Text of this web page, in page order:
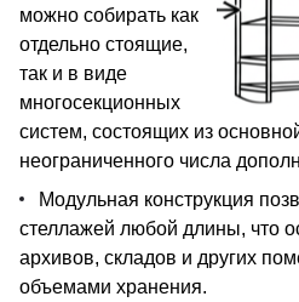
можно собирать как
отдельно стоящие,
так и в виде
многосекционных
систем, состоящих из
неограниченного числа
Модульная конструкция
стеллажей любой длины, что
архивов, складов и других
объемами хранения.